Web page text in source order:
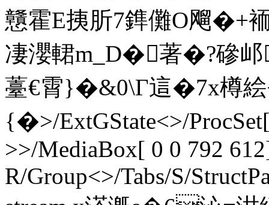
戇霍E挗肵7鎨儺O飗
凄瀴輑m_D�著�?
薹€霄}�&0\Γ這�7x樽
{�>/ExtGState<>/
>>/MediaBox[ 0 0 792
R/Group<>/Tabs/S/